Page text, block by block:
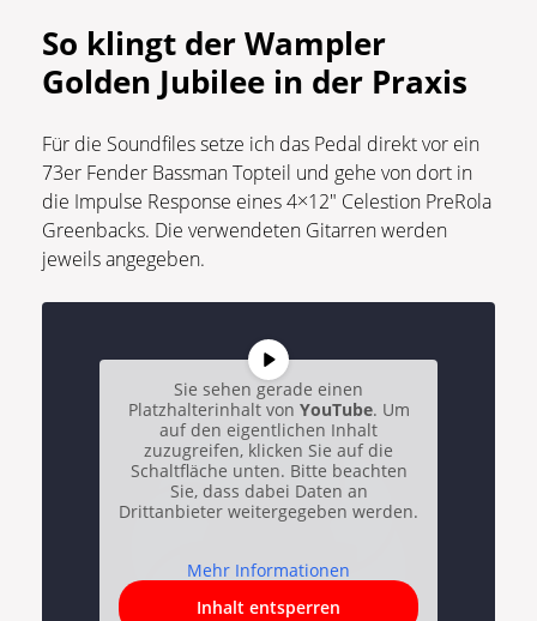
So klingt der Wampler
Golden Jubilee in der Praxis
Für die Soundfiles setze ich das Pedal direkt vor ein
73er Fender Bassman Topteil und gehe von dort in
die Impulse Response eines 4×12″ Celestion PreRola
Greenbacks. Die verwendeten Gitarren werden
jeweils angegeben.
Sie sehen gerade einen
Platzhalterinhalt von YouTube. Um
auf den eigentlichen Inhalt
zuzugreifen, klicken Sie auf die
Schaltfläche unten. Bitte beachten
Sie, dass dabei Daten an
Drittanbieter weitergegeben werden.
Mehr Informationen
Inhalt entsperren